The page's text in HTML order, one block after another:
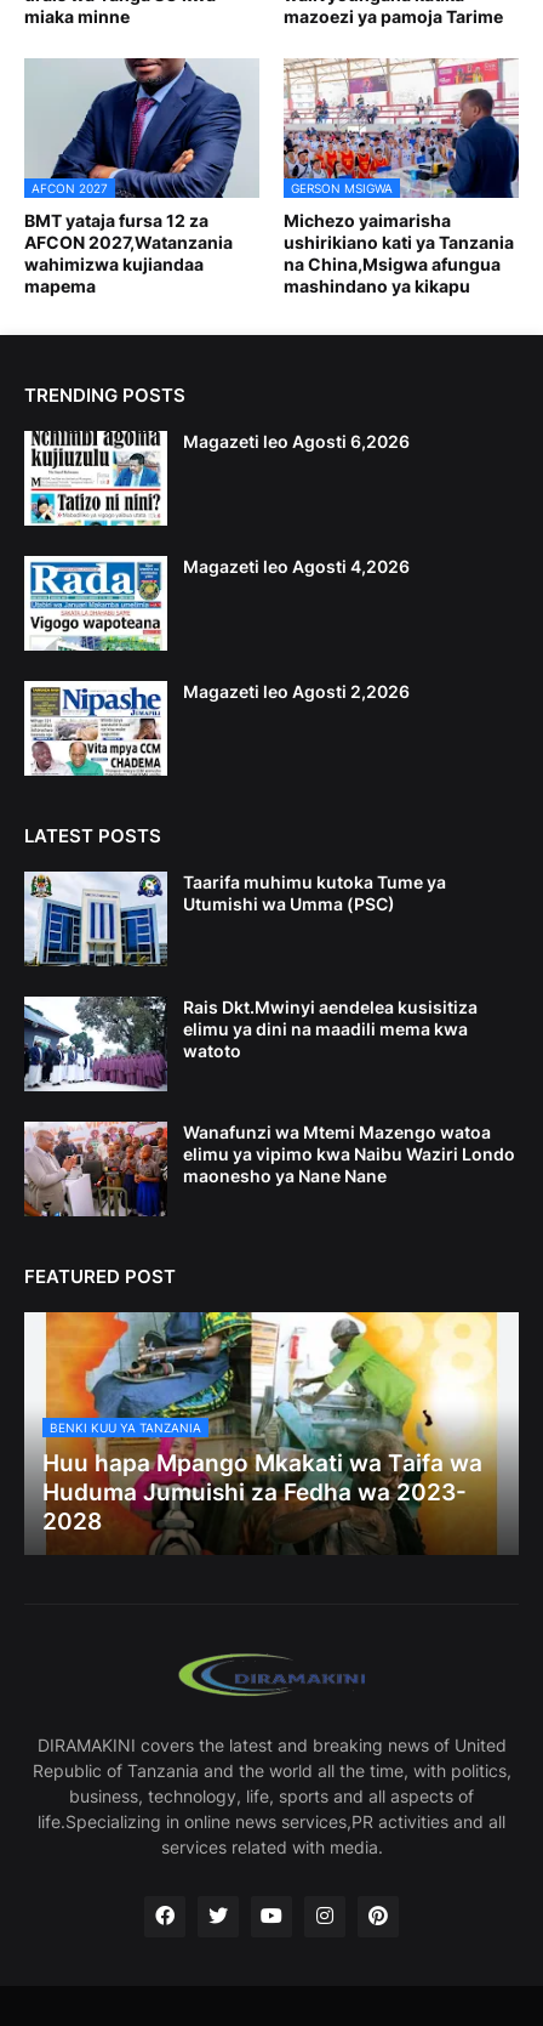
miaka minne
mazoezi ya pamoja Tarime
AFCON 2027
BMT yataja fursa 12 za
AFCON 2027,Watanzania
wahimizwa kujiandaa
mapema
GERSON MSIGWA
Michezo yaimarisha
ushirikiano kati ya Tanzania
na China,Msigwa afungua
mashindano ya kikapu
TRENDING POSTS
Magazeti leo Agosti 6,2026
Magazeti leo Agosti 4,2026
Magazeti leo Agosti 2,2026
LATEST POSTS
Taarifa muhimu kutoka Tume ya
Utumishi wa Umma (PSC)
Rais Dkt.Mwinyi aendelea kusisitiza
elimu ya dini na maadili mema kwa
watoto
Wanafunzi wa Mtemi Mazengo watoa
elimu ya vipimo kwa Naibu Waziri Londo
maonesho ya Nane Nane
FEATURED POST
BENKI KUU YA TANZANIA
Huu hapa Mpango Mkakati wa Taifa wa
Huduma Jumuishi za Fedha wa 2023-
2028
DIRAMAKINI covers the latest and breaking news of United
Republic of Tanzania and the world all the time, with politics,
business, technology, life, sports and all aspects of
life.Specializing in online news services,PR activities and all
services related with media.